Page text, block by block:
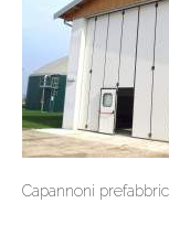
Capannoni